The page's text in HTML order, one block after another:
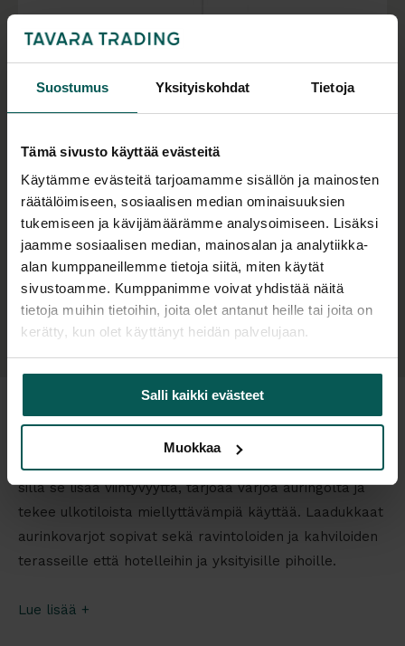
Suostumus Yksityiskohdat Tietoja
Tämä sivusto käyttää evästeitä
Käytämme evästeitä tarjoamamme sisällön ja mainosten
räätälöimiseen, sosiaalisen median ominaisuuksien
tukemiseen ja kävijämäärämme analysoimiseen. Lisäksi
jaamme sosiaalisen median, mainosalan ja analytiikka-
alan kumppaneillemme tietoja siitä, miten käytät
sivustoamme. Kumppanimme voivat yhdistää näitä
tietoja muihin tietoihin, joita olet antanut heille tai joita on
kerätty, kun olet käyttänyt heidän palvelujaan.
Salli kaikki evästeet
Muokkaa
pyöreä, halk. 1,9 m
438,00€(alv 0 %)
Tilaustuote
Uudet aurinkovarjot
sillä se lisää viihtyvyyttä, tarjoaa varjoa auringolta ja
tekee ulkotiloista miellyttävämpiä käyttää. Laadukkaat
aurinkovarjot sopivat sekä ravintoloiden ja kahviloiden
terasseille että hotelleihin ja yksityisille pihoille.
Lue lisää +